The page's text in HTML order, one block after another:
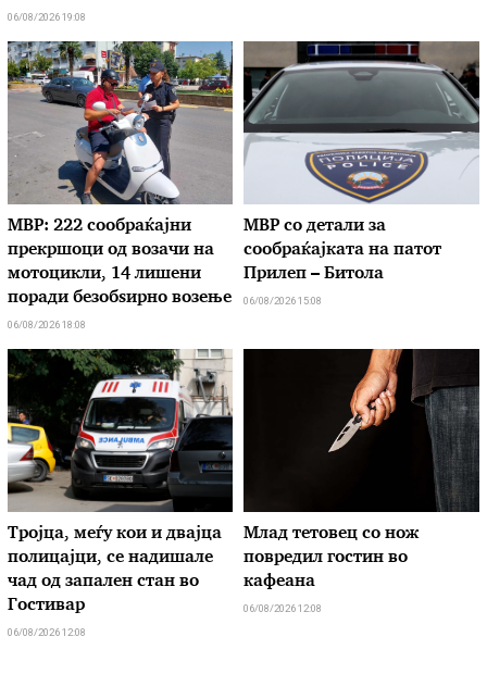
06/08/2026 19:08
МВР: 222 сообраќајни
прекршоци од возачи на
мотоцикли, 14 лишени
поради безобѕирно возење
06/08/2026 18:08
МВР со детали за
сообраќајката на патот
Прилеп – Битола
06/08/2026 15:08
Тројца, меѓу кои и двајца
полицајци, се надишале
чад од запален стан во
Гостивар
06/08/2026 12:08
Млад тетовец со нож
повредил гостин во
кафеана
06/08/2026 12:08